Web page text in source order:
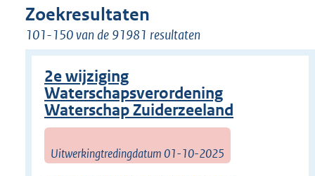
Zoekresultaten
101-150 van de 91981 resultaten
2e wijziging
Waterschapsverordening
Waterschap Zuiderzeeland
Uitwerkingtredingdatum 01-10-2025